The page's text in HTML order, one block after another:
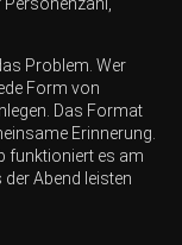
Problem. Wer
Form von
Das Format
Erinnerung.
funktioniert es am
Abend leisten